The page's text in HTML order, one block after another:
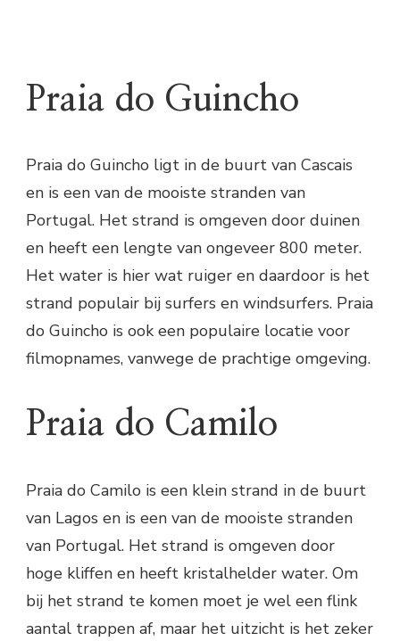
Praia do Guincho
Praia do Guincho ligt in de buurt van Cascais
en is een van de mooiste stranden van
Portugal. Het strand is omgeven door duinen
en heeft een lengte van ongeveer 800 meter.
Het water is hier wat ruiger en daardoor is het
strand populair bij surfers en windsurfers. Praia
do Guincho is ook een populaire locatie voor
filmopnames, vanwege de prachtige omgeving.
Praia do Camilo
Praia do Camilo is een klein strand in de buurt
van Lagos en is een van de mooiste stranden
van Portugal. Het strand is omgeven door
hoge kliffen en heeft kristalhelder water. Om
bij het strand te komen moet je wel een flink
aantal trappen af, maar het uitzicht is het zeker